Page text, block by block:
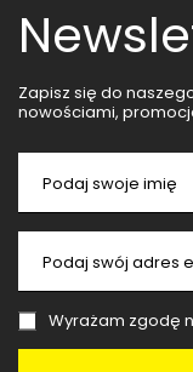
Zapisz się do
nowościami,
Podaj swoje imię
Podaj swój adres
Wyrażam zgodę na przetwarzanie moich